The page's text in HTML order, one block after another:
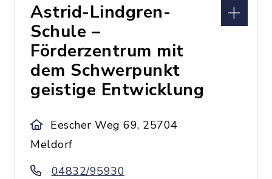
Astrid-Lindgren-
Schule –
Förderzentrum mit
dem Schwerpunkt
geistige Entwicklung
Eescher Weg 69, 25704
Meldorf
04832/95930